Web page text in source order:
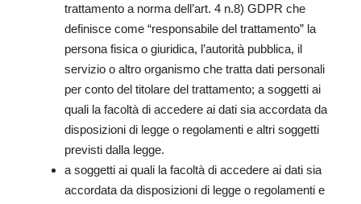
trattamento a norma dell’art. 4 n.8) GDPR che
definisce come “responsabile del trattamento” la
persona fisica o giuridica, l’autorità pubblica, il
servizio o altro organismo che tratta dati personali
per conto del titolare del trattamento; a soggetti ai
quali la facoltà di accedere ai dati sia accordata da
disposizioni di legge o regolamenti e altri soggetti
previsti dalla legge.
a soggetti ai quali la facoltà di accedere ai dati sia
accordata da disposizioni di legge o regolamenti e